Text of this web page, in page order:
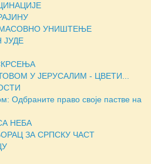
УНИШТЕЊЕ
ЈУДЕ
У ЈЕРУСАЛИМ - ЦВЕТИ...
Одбраните право своје пастве на
НЕБА
ЗА СРПСКУ ЧАСТ